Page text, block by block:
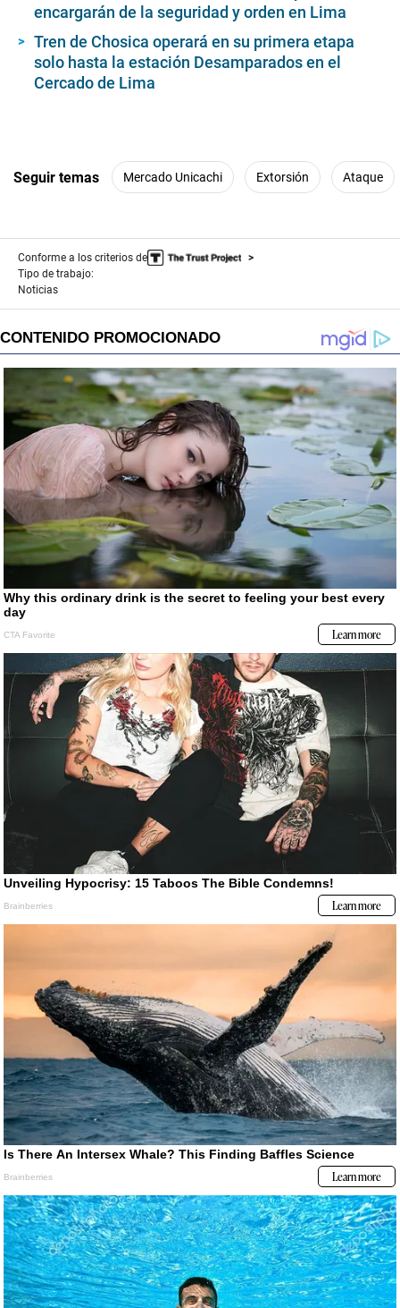
encargarán de la seguridad y orden en Lima
Tren de Chosica operará en su primera etapa
solo hasta la estación Desamparados en el
Cercado de Lima
Seguir temas Mercado Unicachi Extorsión Ataque
Conforme a los criterios de
Tipo de trabajo:
Noticias